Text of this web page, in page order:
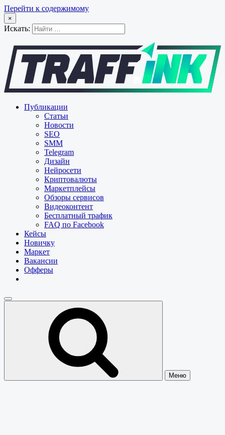
Перейти к содержимому
×
Искать:
Публикации
Статьи
Новости
SEO
SMM
Telegram
Дизайн
Нейросети
Криптовалюты
Маркетплейсы
Обзоры сервисов
Видеоконтент
Бесплатный трафик
FAQ по Facebook
Кейсы
Новичку
Маркет
Вакансии
Офферы
Меню